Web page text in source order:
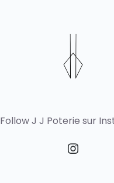
Follow J J Poterie sur